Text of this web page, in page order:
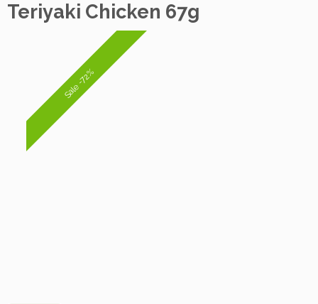
Teriyaki Chicken 67g
Sale -72%